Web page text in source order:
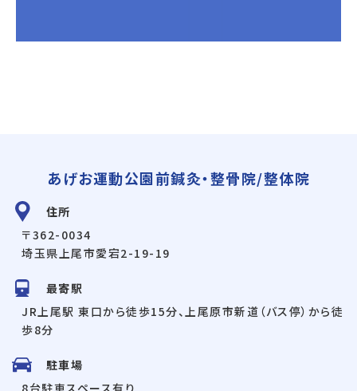
あげお運動公園前鍼灸・整骨院/整体院
住所
〒362-0034
埼玉県上尾市愛宕2-19-19
最寄駅
JR上尾駅 東口から徒歩15分、上尾原市新道（バス停）から徒
歩8分
駐車場